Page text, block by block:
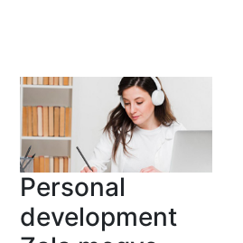
Personal
development